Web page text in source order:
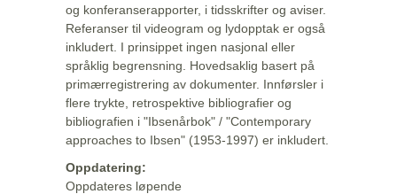
og konferanserapporter, i tidsskrifter og aviser.
Referanser til videogram og lydopptak er også
inkludert. I prinsippet ingen nasjonal eller
språklig begrensning. Hovedsaklig basert på
primærregistrering av dokumenter. Innførsler i
flere trykte, retrospektive bibliografier og
bibliografien i "Ibsenårbok" / "Contemporary
approaches to Ibsen" (1953-1997) er inkludert.
Oppdatering:
Oppdateres løpende